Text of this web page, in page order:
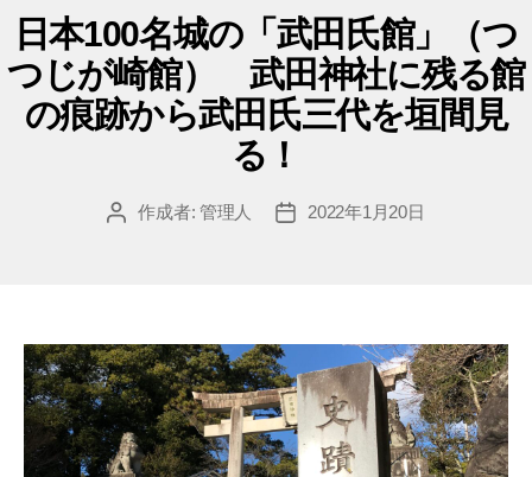
ゴ
リ
ー
日本100名城の「武田氏館」（つ
つじが崎館） 武田神社に残る館
の痕跡から武田氏三代を垣間見
る！
投
作成者: 管理人
投
2022年1月20日